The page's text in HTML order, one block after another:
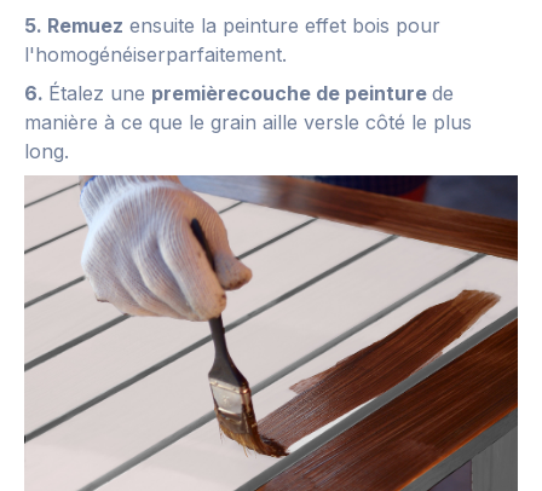
5. Remuez ensuite la peinture effet bois pour
l'homogénéiserparfaitement.
6. Étalez une premièrecouche de peinture de
manière à ce que le grain aille versle côté le plus
long.